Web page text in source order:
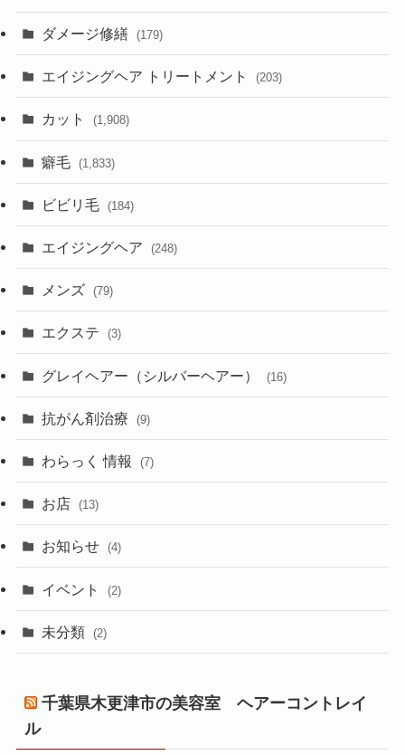
ダメージ修繕 (179)
エイジングヘア トリートメント (203)
カット (1,908)
癖毛 (1,833)
ビビリ毛 (184)
エイジングヘア (248)
メンズ (79)
エクステ (3)
グレイヘアー（シルバーヘアー） (16)
抗がん剤治療 (9)
わらっく 情報 (7)
お店 (13)
お知らせ (4)
イベント (2)
未分類 (2)
千葉県木更津市の美容室 ヘアーコントレイ
ル